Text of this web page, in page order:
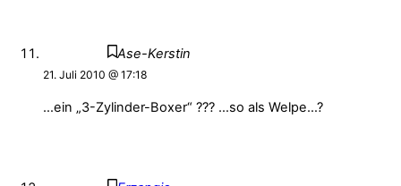
Ase-Kerstin
21. Juli 2010 @ 17:18
…ein „3-Zylinder-Boxer“ ??? …so als Welpe…?